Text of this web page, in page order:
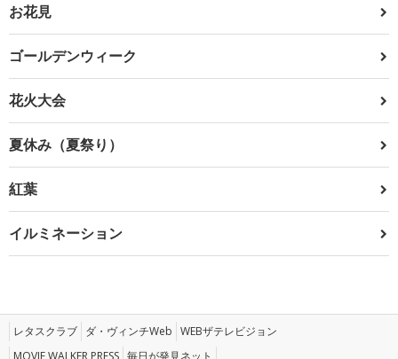
お花見
ゴールデンウィーク
花火大会
夏休み（夏祭り）
紅葉
イルミネーション
レタスクラブ ダ・ヴィンチWeb WEBザテレビジョン
MOVIE WALKER PRESS 毎日が発見ネット